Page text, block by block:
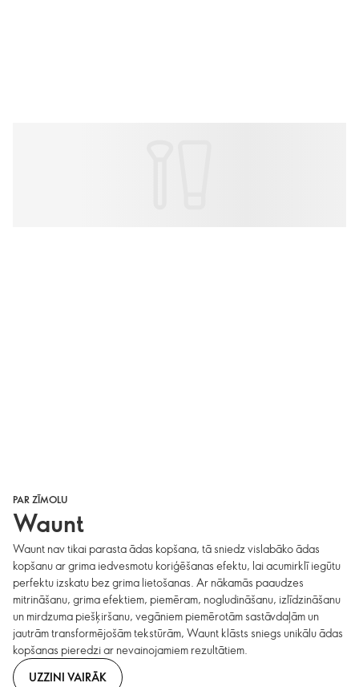
PAR ZĪMOLU
Waunt
Waunt nav tikai parasta ādas kopšana, tā sniedz vislabāko ādas
kopšanu ar grima iedvesmotu koriģēšanas efektu, lai acumirklī iegūtu
perfektu izskatu bez grima lietošanas. Ar nākamās paaudzes
mitrināšanu, grima efektiem, piemēram, nogludināšanu, izlīdzināšanu
un mirdzuma piešķiršanu, vegāniem piemērotām sastāvdaļām un
jautrām transformējošām tekstūrām, Waunt klāsts sniegs unikālu ādas
kopšanas pieredzi ar nevainojamiem rezultātiem.
UZZINI VAIRĀK